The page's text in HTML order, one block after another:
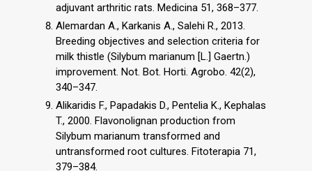
adjuvant arthritic rats. Medicina 51, 368–377.
Alemardan A., Karkanis A., Salehi R., 2013.
Breeding objectives and selection criteria for
milk thistle (Silybum marianum [L.] Gaertn.)
improvement. Not. Bot. Horti. Agrobo. 42(2),
340–347.
Alikaridis F., Papadakis D., Pentelia K., Kephalas
T., 2000. Flavonolignan production from
Silybum marianum transformed and
untransformed root cultures. Fitoterapia 71,
379–384.